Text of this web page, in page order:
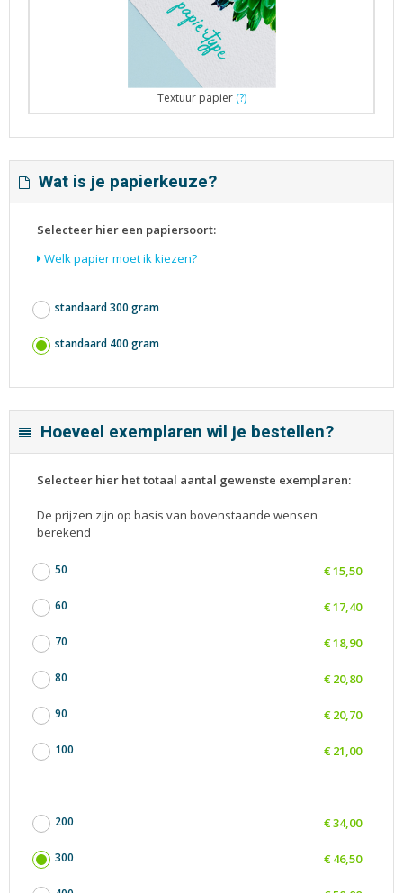
Textuur papier (?)
Wat is je papierkeuze?
Selecteer hier een papiersoort:
Welk papier moet ik kiezen?
standaard 300 gram
standaard 400 gram
Hoeveel exemplaren wil je bestellen?
Selecteer hier het totaal aantal gewenste exemplaren:
De prijzen zijn op basis van bovenstaande wensen
berekend
50
60
70
80
90
100
€ 15,50
€ 17,40
€ 18,90
€ 20,80
€ 20,70
€ 21,00
200
300
€ 34,00
€ 46,50